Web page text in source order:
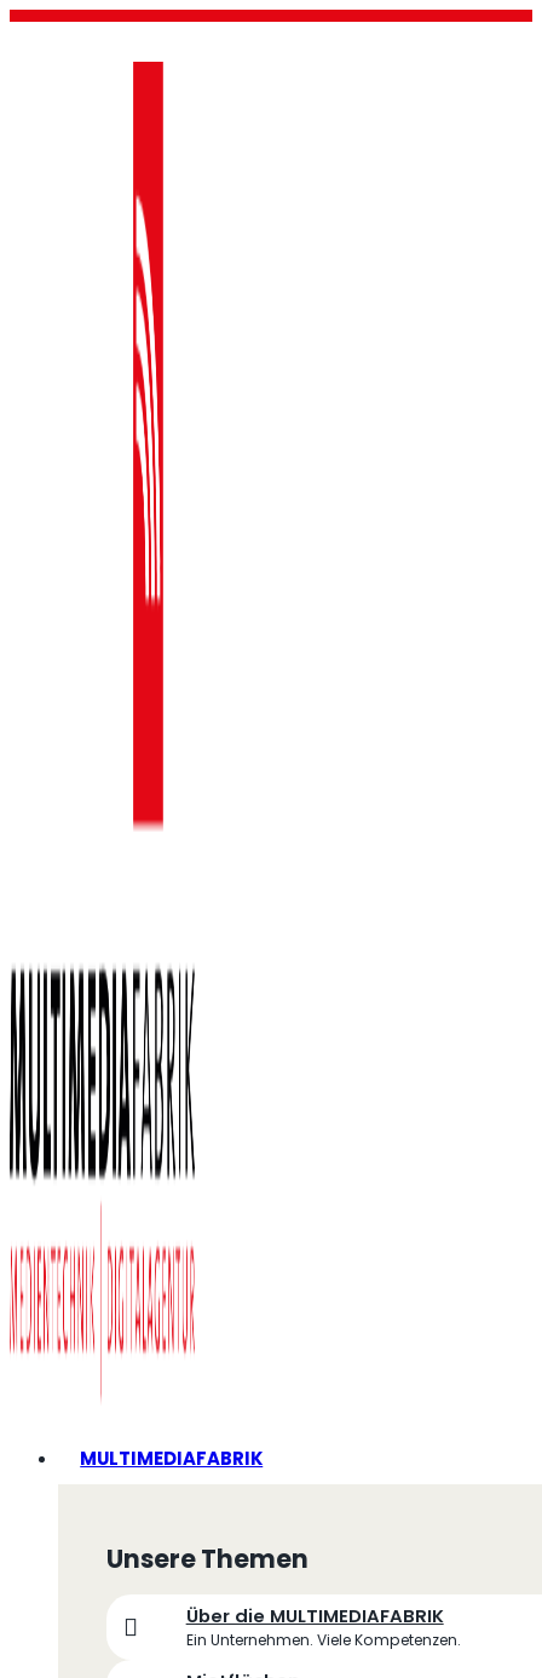
MULTIMEDIAFABRIK
Unsere Themen
Über die MULTIMEDIAFABRIK
Ein Unternehmen. Viele Kompetenzen.